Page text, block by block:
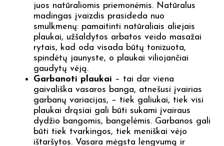
juos natūraliomis priemonėmis. Natūralus
madingas įvaizdis prasideda nuo
smulkmenų: pamaitinti natūraliais aliejais
plaukai, užšaldytos arbatos veido masažai
rytais, kad oda visada būtų tonizuota,
spindėtų jaunyste, o plaukai viliojančiai
gaudytų vėją.
Garbanoti plaukai – tai dar viena
gaivališka vasaros banga, atnešusi įvairias
garbanų variacijas, – tiek galiukai, tiek visi
plaukai drąsiai gali būti sukami įvairaus
dydžio bangomis, bangelėmis. Garbanos gali
būti tiek tvarkingos, tiek meniškai vėjo
ištaršytos. Vasara mėgsta lengvumą ir